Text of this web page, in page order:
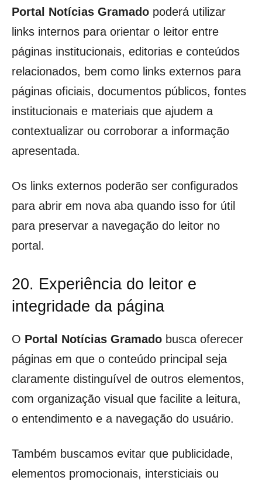
Portal Notícias Gramado poderá utilizar
links internos para orientar o leitor entre
páginas institucionais, editorias e conteúdos
relacionados, bem como links externos para
páginas oficiais, documentos públicos, fontes
institucionais e materiais que ajudem a
contextualizar ou corroborar a informação
apresentada.
Os links externos poderão ser configurados
para abrir em nova aba quando isso for útil
para preservar a navegação do leitor no
portal.
20. Experiência do leitor e
integridade da página
O Portal Notícias Gramado busca oferecer
páginas em que o conteúdo principal seja
claramente distinguível de outros elementos,
com organização visual que facilite a leitura,
o entendimento e a navegação do usuário.
Também buscamos evitar que publicidade,
elementos promocionais, intersticiais ou